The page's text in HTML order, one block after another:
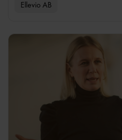
Ellevio AB